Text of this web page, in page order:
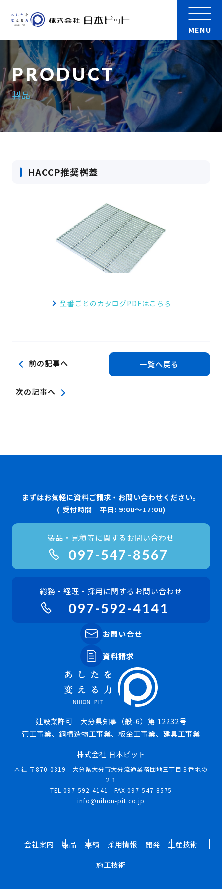
会社案内
製品
実績
採用情報
製品・見積もり窓口
097-547-8567
097-592-4141
MENU
製品
HACCP推奨桝蓋
型番ごとのカタログPDFはこちら
JP-3/4PR
前の記事へ
次の記事へ
一覧へ戻る
まずはお気軽に資料ご請求・お問い合わせください。
( 受付時間 平日: 9:00〜17:00)
製品・見積等に関するお問い合わせ
097-547-8567
総務・経理・採用に関するお問い合わせ
097-592-4141
お問い合せ
資料請求
建設業許可 大分県知事（般-6）第 12232号
管工事業、鋼構造物工事業、板金工事業、建具工事業
株式会社 日本ピット
本社 〒870-0319 大分県大分市大分流通業務団地三丁目３番地の
２１
TEL.097-592-4141 FAX.097-547-8575
info@nihon-pit.co.jp
会社案内 製品 実績 採用情報 開発
生産技術
施工技術